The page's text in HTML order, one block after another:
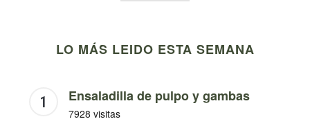
LO MÁS LEIDO ESTA SEMANA
Ensaladilla de pulpo y gambas
7928 visitas